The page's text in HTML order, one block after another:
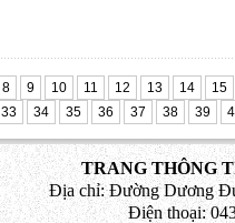
8 9 10 11 12 13 14
15
33 34 35 36 37 38 39
TRANG THÔNG
Địa chỉ: Đường Dương
Điện thoại: